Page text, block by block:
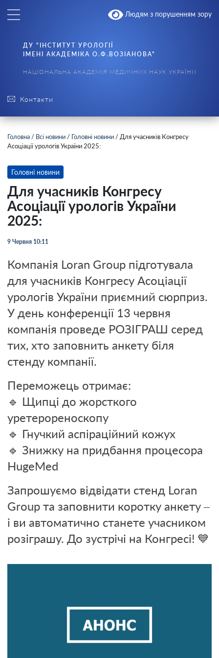
Людям з порушенням зору
Контакти
ДУ "ІНСТИТУТ УРОЛОГІЇ
ІМЕНІ АКАДЕМІКА О.Ф.ВОЗІАНОВА"
НАЦІОНАЛЬНА АКАДЕМІЯ МЕДИЧНИХ НАУК УКРАЇНИ
Головна / Всі новини / Головні новини / Для учасників Конгресу
Асоціації урологів України 2025:
Головні новини
Для учасників Конгресу
Асоціації урологів України
2025:
9 Червня 10:11
Компанія Loran Group підготувала
для учасників Конгресу Асоціації
урологів України приємний сюрприз.
У день конференції 13 червня
компанія проведе РОЗІГРАШ серед
тих, хто заповнить анкету біля
стенду компанії.
Переможець отримає:
🔹 Щипці до жорсткого
уретерореноскопу
🔹 Гнучкий аспіраційний кожух
🔹 Знижку на придбання процесора
HugeMed
Запрошуємо відвідати стенд Loran
Group та заповнити коротку анкету –
і ви автоматично станете учасником
розіграшу. До зустрічі на Конгресі! 💙